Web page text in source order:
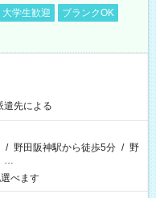
大学生歓迎
ブランクOK
先による
/ 野田阪神駅から徒歩5分 / 野
…
べます